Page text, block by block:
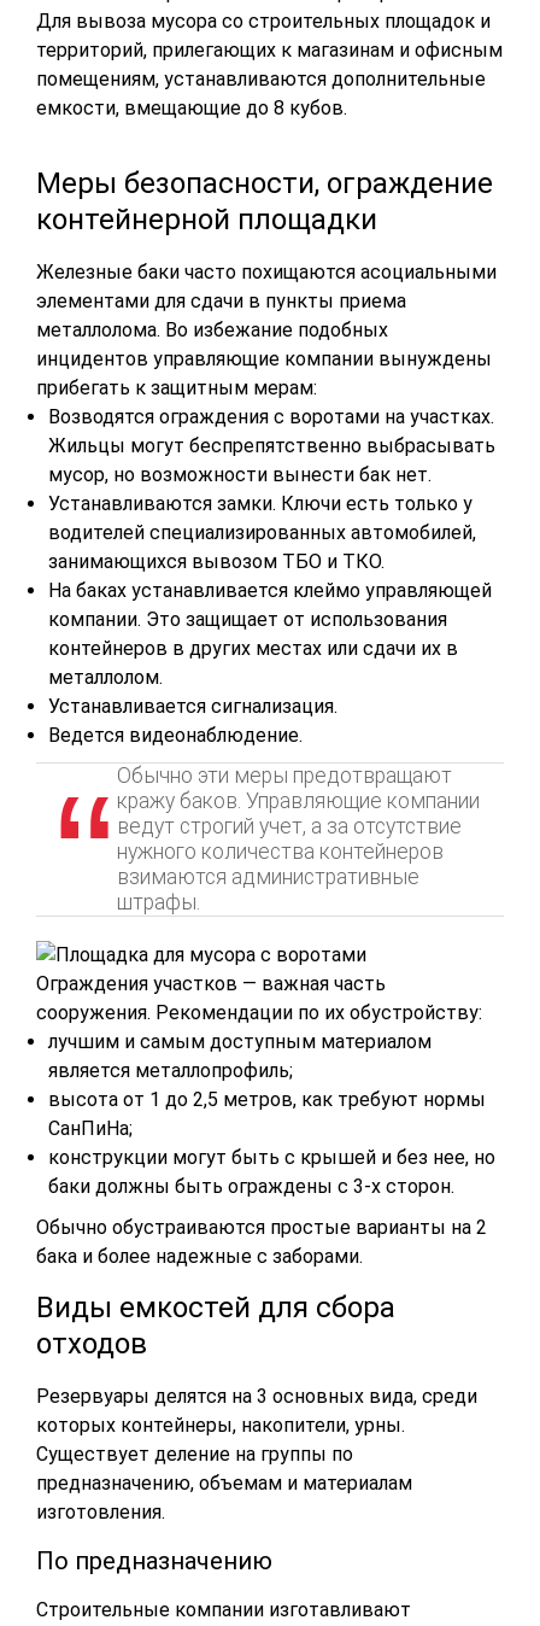
Для вывоза мусора со строительных площадок и
территорий, прилегающих к магазинам и офисным
помещениям, устанавливаются дополнительные
емкости, вмещающие до 8 кубов.
Меры безопасности, ограждение
контейнерной площадки
Железные баки часто похищаются асоциальными
элементами для сдачи в пункты приема
металлолома. Во избежание подобных
инцидентов управляющие компании вынуждены
прибегать к защитным мерам:
Возводятся ограждения с воротами на участках.
Жильцы могут беспрепятственно выбрасывать
мусор, но возможности вынести бак нет.
Устанавливаются замки. Ключи есть только у
водителей специализированных автомобилей,
занимающихся вывозом ТБО и ТКО.
На баках устанавливается клеймо управляющей
компании. Это защищает от использования
контейнеров в других местах или сдачи их в
металлолом.
Устанавливается сигнализация.
Ведется видеонаблюдение.
Обычно эти меры предотвращают
кражу баков. Управляющие компании
ведут строгий учет, а за отсутствие
нужного количества контейнеров
взимаются административные
штрафы.
Ограждения участков — важная часть
сооружения. Рекомендации по их обустройству:
лучшим и самым доступным материалом
является металлопрофиль;
высота от 1 до 2,5 метров, как требуют нормы
СанПиНа;
конструкции могут быть с крышей и без нее, но
баки должны быть ограждены с 3-х сторон.
Обычно обустраиваются простые варианты на 2
бака и более надежные с заборами.
Виды емкостей для сбора
отходов
Резервуары делятся на 3 основных вида, среди
которых контейнеры, накопители, урны.
Существует деление на группы по
предназначению, объемам и материалам
изготовления.
По предназначению
Строительные компании изготавливают